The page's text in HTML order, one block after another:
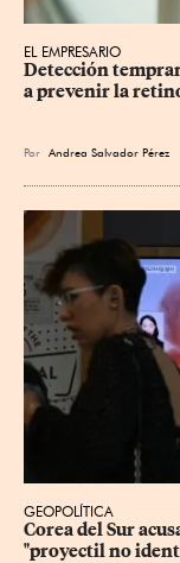
EL EMPRESARIO
Detección
a prevenir la
Por Andrea Salvador Pérez
GEOPOLÍTICA
Corea del Sur
"proyectil no